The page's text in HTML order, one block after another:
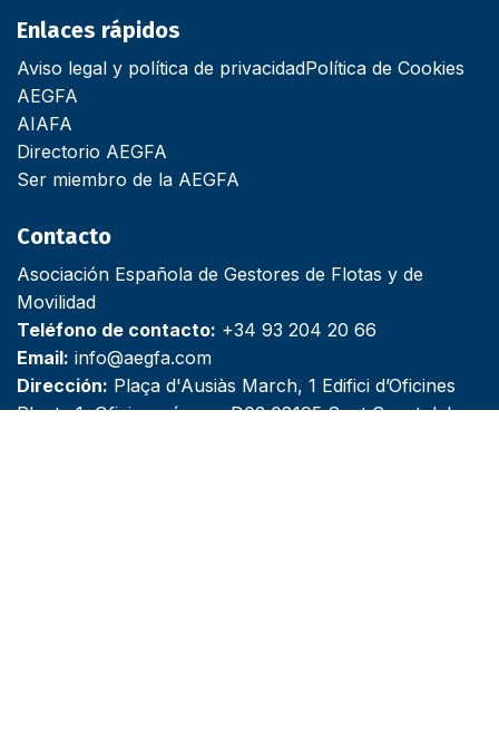
Enlaces rápidos
Aviso legal y política de privacidadPolítica de Cookies
AEGFA
AIAFA
Directorio AEGFA
Ser miembro de la AEGFA
Contacto
Asociación Española de Gestores de Flotas y de
Movilidad
Teléfono de contacto: +34 93 204 20 66
Email: info@aegfa.com
Dirección: Plaça d'Ausiàs March, 1 Edifici d’Oficines
Planta 1, Oficina número D03 08195 Sant Cugat del